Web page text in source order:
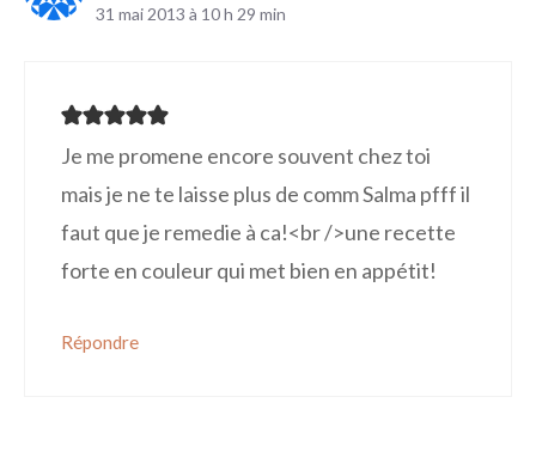
31 mai 2013 à 10 h 29 min
Je me promene encore souvent chez toi
mais je ne te laisse plus de comm Salma pfff il
faut que je remedie à ca!<br />une recette
forte en couleur qui met bien en appétit!
Répondre